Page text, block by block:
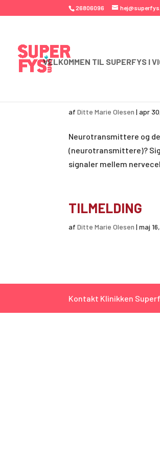
26806096
VELKOMMEN TIL SUPERFYS I
afDitte Marie Olesen |apr
Neurotransmittere og
(neurotransmittere)?
signaler mellem
TILMELDING
afDitte Marie Olesen |maj
Kontakt Klinikken